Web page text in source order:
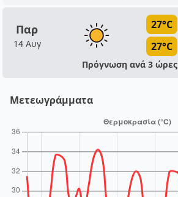
Παρ
14 Αυγ
27°C
27°C
Πρόγνωση ανά 3 ώρες
Μετεωγράμματα